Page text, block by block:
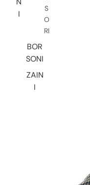
I
S
O
RI
BOR
SONI
ZAIN
I